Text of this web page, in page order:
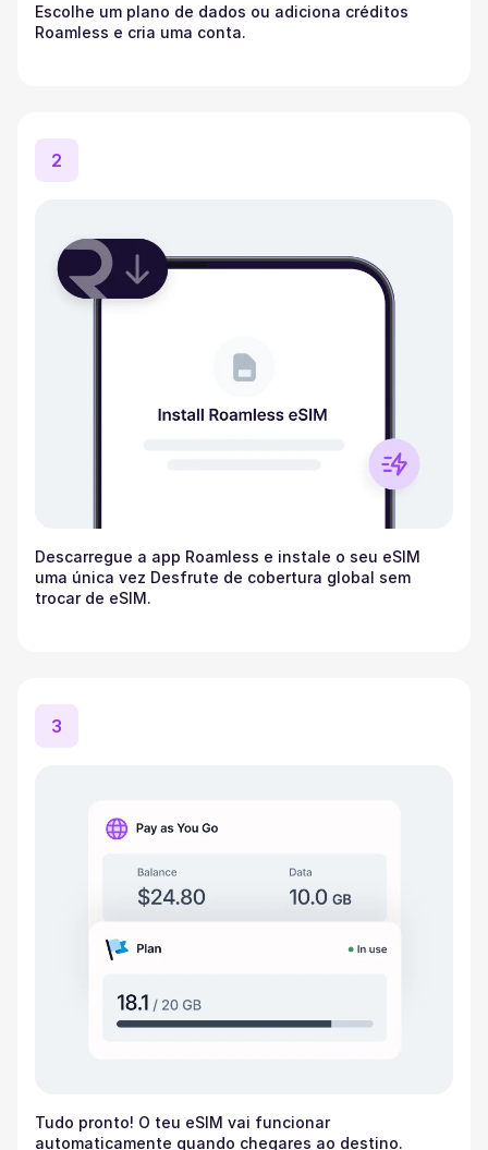
Escolhe um plano de dados ou adiciona créditos
Roamless e cria uma conta.
2
Descarregue a app Roamless e instale o seu eSIM
uma única vez Desfrute de cobertura global sem
trocar de eSIM.
3
Tudo pronto! O teu eSIM vai funcionar
automaticamente quando chegares ao destino.